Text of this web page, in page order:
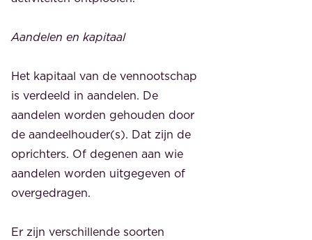
Aandelen en kapitaal
Het kapitaal van de vennootschap
is verdeeld in aandelen. De
aandelen worden gehouden door
de aandeelhouder(s). Dat zijn de
oprichters. Of degenen aan wie
aandelen worden uitgegeven of
overgedragen.
Er zijn verschillende soorten